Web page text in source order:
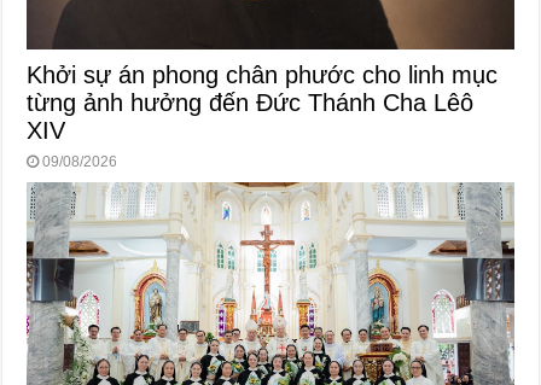
Khởi sự án phong chân phước cho linh mục
từng ảnh hưởng đến Đức Thánh Cha Lêô
XIV
09/08/2026